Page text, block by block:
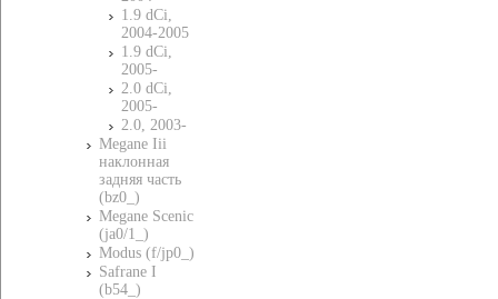
1.9 dCi,
2004-2005
1.9 dCi,
2005-
2.0 dCi,
2005-
2.0, 2003-
Megane Iii
наклонная
задняя часть
(bz0_)
Megane Scenic
(ja0/1_)
Modus (f/jp0_)
Safrane I
(b54_)